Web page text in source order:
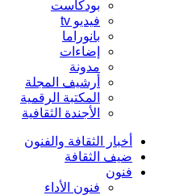
بودكاست
فيديو tv
بانوراما
إضاءات
مدونة
أرشيف المجلة
المكتبة الرقمية
الأجندة الثقافية
أخبار الثقافة والفنون
ضيف الثقافة
فنون
فنون الأداء